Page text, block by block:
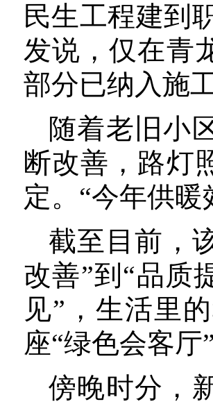
民生工程建到
发说，仅在青
部分已纳入施
随着老旧小
断改善，路灯
定。“今年供
截至目前，
改善”到“品质
见”，生活里
座“绿色会客
傍晚时分，